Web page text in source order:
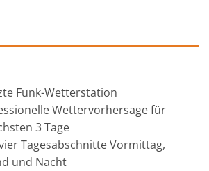
Funk-Wetterstation
Wettervorhersage für
3 Tage
Tagesabschnitte Vormittag,
und Nacht